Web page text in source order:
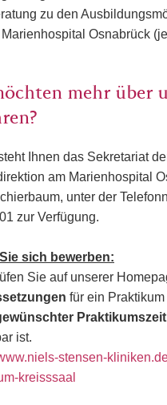
zu den
Marienhospital Osnabrück
mehr über
Ihnen das Sekretariat
am Marienhospital
unter der
zur Verfügung.
sich bewerben:
Sie auf unserer
für ein
ist.
stensen-
kreisssaal